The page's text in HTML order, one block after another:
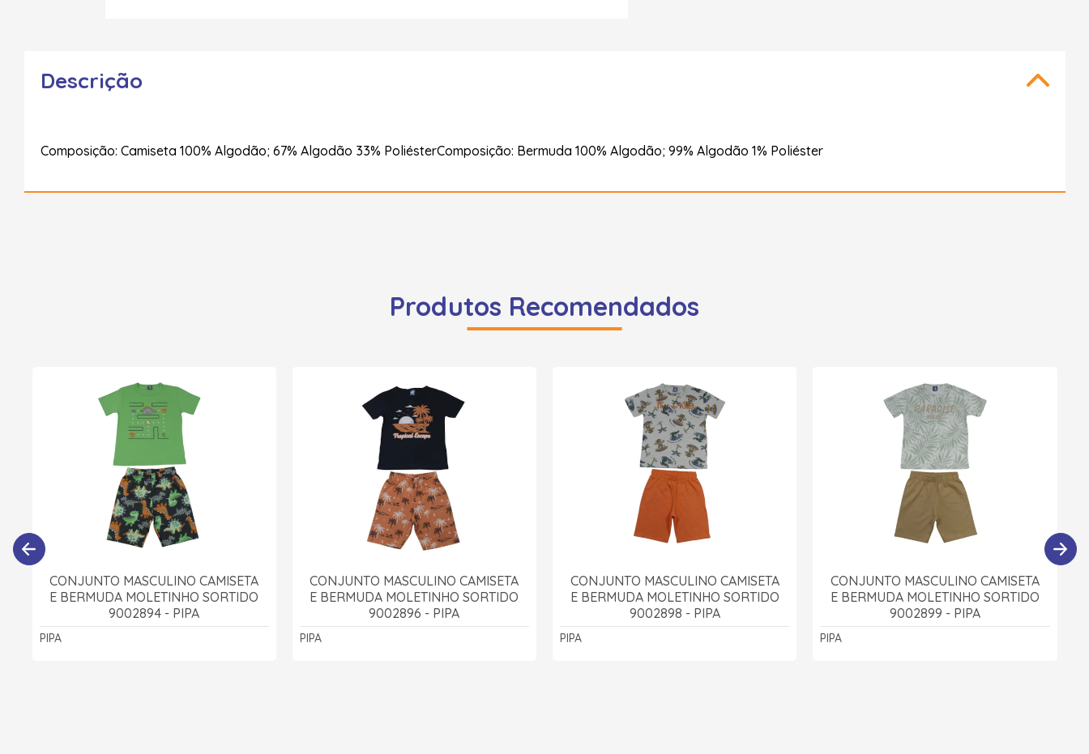
Descrição
Composição: Camiseta 100% Algodão; 67% Algodão 33% PoliésterComposição: Bermuda 100% Algodão; 99% Algodão 1% Poliéster
Produtos Recomendados
CONJUNTO MASCULINO CAMISETA
E BERMUDA MOLETINHO SORTIDO
9002894 - PIPA
PIPA
CONJUNTO MASCULINO CAMISETA
E BERMUDA MOLETINHO SORTIDO
9002896 - PIPA
PIPA
CONJUNTO MASCULINO CAMISETA
E BERMUDA MOLETINHO SORTIDO
9002898 - PIPA
PIPA
CONJUNTO MASCULINO CAMISETA
E BERMUDA MOLETINHO SORTIDO
9002899 - PIPA
PIPA